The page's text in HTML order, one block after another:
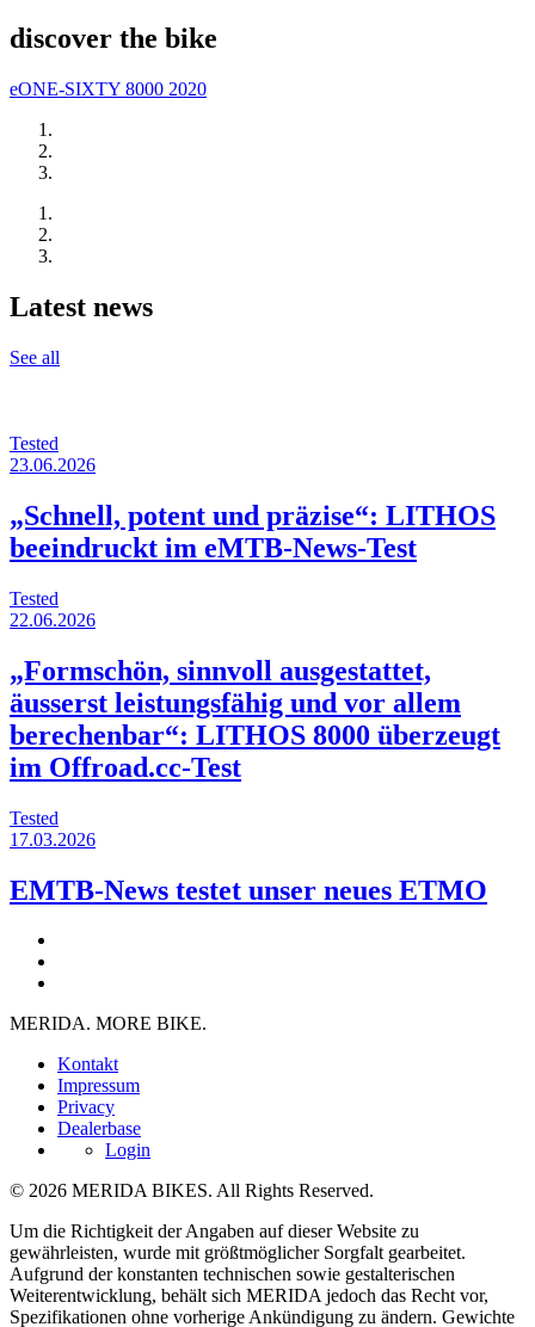
discover the bike
eONE-SIXTY 8000 2020
Latest news
See all
Tested
23.06.2026
„Schnell, potent und präzise“: LITHOS
beeindruckt im eMTB-News-Test
Tested
22.06.2026
„Formschön, sinnvoll ausgestattet,
äusserst leistungsfähig und vor allem
berechenbar“: LITHOS 8000 überzeugt
im Offroad.cc-Test
Tested
17.03.2026
EMTB-News testet unser neues ETMO
MERIDA. MORE BIKE.
Kontakt
Impressum
Privacy
Dealerbase
Login
© 2026 MERIDA BIKES. All Rights Reserved.
Um die Richtigkeit der Angaben auf dieser Website zu
gewährleisten, wurde mit größtmöglicher Sorgfalt gearbeitet.
Aufgrund der konstanten technischen sowie gestalterischen
Weiterentwicklung, behält sich MERIDA jedoch das Recht vor,
Spezifikationen ohne vorherige Ankündigung zu ändern. Gewichte